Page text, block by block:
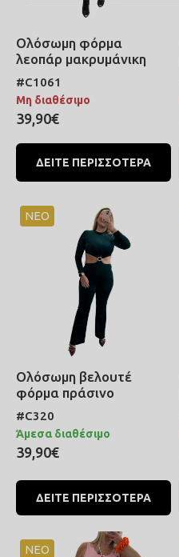
Ολόσωμη φόρμα
λεοπάρ μακρυμάνικη
#C1061
Μη διαθέσιμο
39,90€
ΔΕΙΤΕ ΠΕΡΙΣΣΟΤΕΡΑ
ΝΕΟ
Ολόσωμη βελουτέ
φόρμα πράσινο
#C320
Άμεσα διαθέσιμο
39,90€
ΔΕΙΤΕ ΠΕΡΙΣΣΟΤΕΡΑ
ΝΕΟ